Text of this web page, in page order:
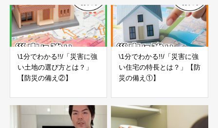
\1分でわかる!!/「災害に強
い土地の選び方とは？」
【防災の備え②】
\1分でわかる!!/「災害に強
い住宅の特長とは？」【防
災の備え①】